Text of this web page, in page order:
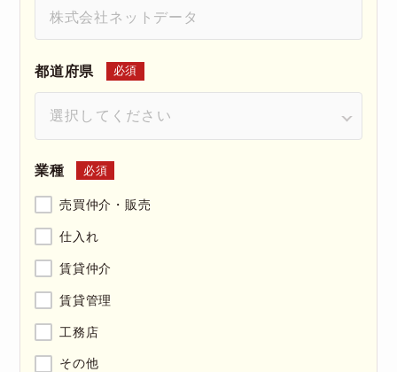
都道府県 必須
業種 必須
売買仲介・販売
仕入れ
賃貸仲介
賃貸管理
工務店
その他